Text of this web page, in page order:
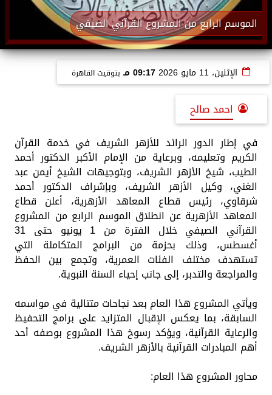
الموسم الرابع من المشروع القرآني الصيفي
الإثنين، 11 مايو 2026 09:17 مـ بتوقيت القاهرة
احمد صالح
في إطار الدور الرائد للأزهر الشريف في خدمة القرآن
الكريم وتعليمه، وبرعاية من الإمام الأكبر الدكتور أحمد
الطيب، شيخ الأزهر الشريف، وبتوجيهات الشيخ أيمن عبد
الغني، وكيل الأزهر الشريف، وبإشراف الدكتور أحمد
شرقاوي، رئيس قطاع المعاهد الأزهرية، أعلن قطاع
المعاهد الأزهرية عن انطلاق الموسم الرابع من المشروع
القرآني الصيفي خلال الفترة من 1 يونيو حتى 31
أغسطس، وذلك بحزمة من البرامج المتكاملة التي
تستهدف مختلف الفئات العمرية، وتجمع بين الحفظ
والمراجعة والتدبر، إلى جانب إحياء السنة النبوية.
ويأتي المشروع هذا العام بعد نجاحات متتالية في مواسمه
السابقة، بما يعكس الإقبال المتزايد على برامج التحفيظ
والرعاية القرآنية، ويؤكد رسوخ هذا المشروع بوصفه أحد
أهم المبادرات القرآنية بالأزهر الشريف.
محاور المشروع هذا العام: